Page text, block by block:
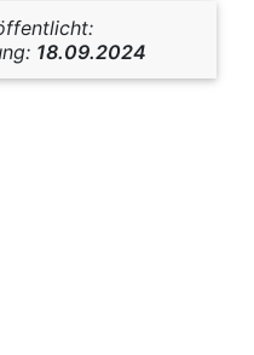
18.09.2024